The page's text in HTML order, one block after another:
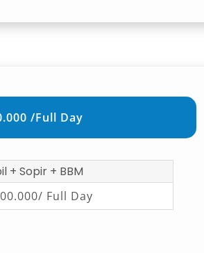
/Full Day
+ Sopir + BBM
Full Day